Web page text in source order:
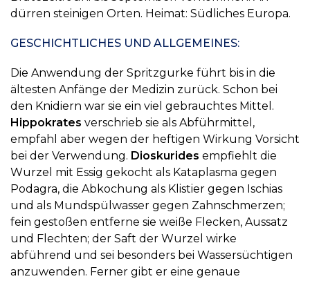
dürren steinigen Orten. Heimat: Südliches Europa.
GESCHICHTLICHES UND ALLGEMEINES:
Die Anwendung der Spritzgurke führt bis in die
ältesten Anfänge der Medizin zurück. Schon bei
den Knidiern war sie ein viel gebrauchtes Mittel.
Hippokrates verschrieb sie als Abführmittel,
empfahl aber wegen der heftigen Wirkung Vorsicht
bei der Verwendung. Dioskurides empfiehlt die
Wurzel mit Essig gekocht als Kataplasma gegen
Podagra, die Abkochung als Klistier gegen Ischias
und als Mundspülwasser gegen Zahnschmerzen;
fein gestoßen entferne sie weiße Flecken, Aussatz
und Flechten; der Saft der Wurzel wirke
abführend und sei besonders bei Wassersüchtigen
anzuwenden. Ferner gibt er eine genaue